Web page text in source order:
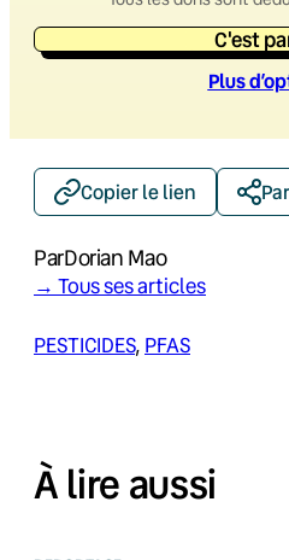
C'est
Plus
Copier le lien
ParDorian Mao
→ Tous ses articles
PESTICIDES, PFAS
À lire aussi